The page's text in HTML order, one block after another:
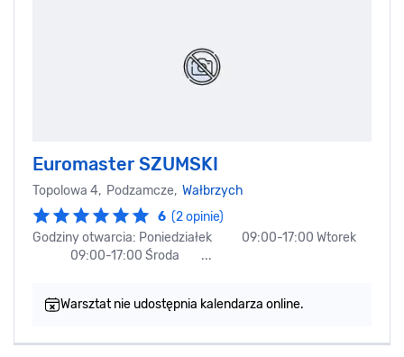
Euromaster SZUMSKI
Topolowa 4, Podzamcze, Wałbrzych
6 (2 opinie)
Godziny otwarcia: Poniedziałek 09:00-17:00 Wtorek
09:00-17:00 Środa ...
Warsztat nie udostępnia kalendarza online.